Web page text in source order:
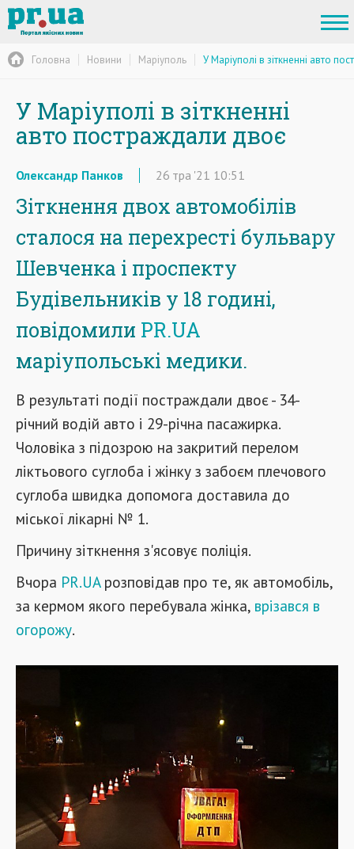
Головна Новини Маріуполь У Маріуполі в зіткненні авто
У Маріуполі в зіткненні
авто постраждали двоє
Олександр Панков 26 тра '21 10:51
Зіткнення двох автомобілів
сталося на перехресті бульвару
Шевченка і проспекту
Будівельників у 18 годині,
повідомили PR.UA
маріупольські медики.
В результаті події постраждали двоє - 34-
річний водій авто і 29-річна пасажирка.
Чоловіка з підозрою на закритий перелом
ліктьового суглоба і жінку з забоєм плечового
суглоба швидка допомога доставила до
міської лікарні № 1.
Причину зіткнення з'ясовує поліція.
Вчора PR.UAрозповідав про те, як автомобіль,
за кермом якого перебувала жінка, врізався в
огорожу.